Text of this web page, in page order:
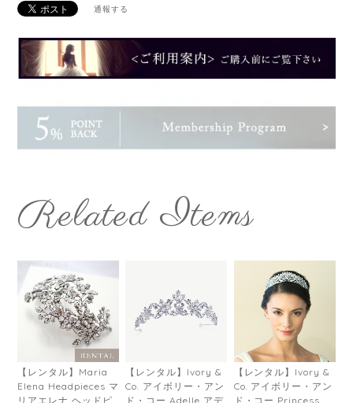
通報する
Related Items
【レンタル】Maria
Elena Headpieces マ
リアエレナ ヘッドピ
【レンタル】Ivory &
Co. アイボリー・アン
ド・コー Adelle アデ
【レンタル】Ivory &
Co. アイボリー・アン
ド・コー Princess